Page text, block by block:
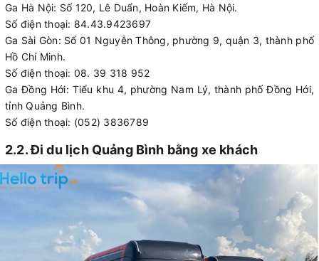
Ga Hà Nội: Số 120, Lê Duẩn, Hoàn Kiếm, Hà Nội.
Số điện thoại: 84.43.9423697
Ga Sài Gòn: Số 01 Nguyễn Thông, phường 9, quận 3, thành phố
Hồ Chí Minh.
Số điện thoại: 08. 39 318 952
Ga Đồng Hới: Tiểu khu 4, phường Nam Lý, thành phố Đồng Hới,
tỉnh Quảng Bình.
Số điện thoại: (052) 3836789
2.2. Đi du lịch Quảng Bình bằng xe khách